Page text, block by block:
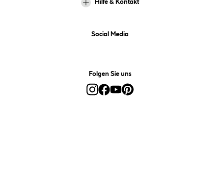
Hilfe & Kontakt
Social Media
Folgen Sie uns